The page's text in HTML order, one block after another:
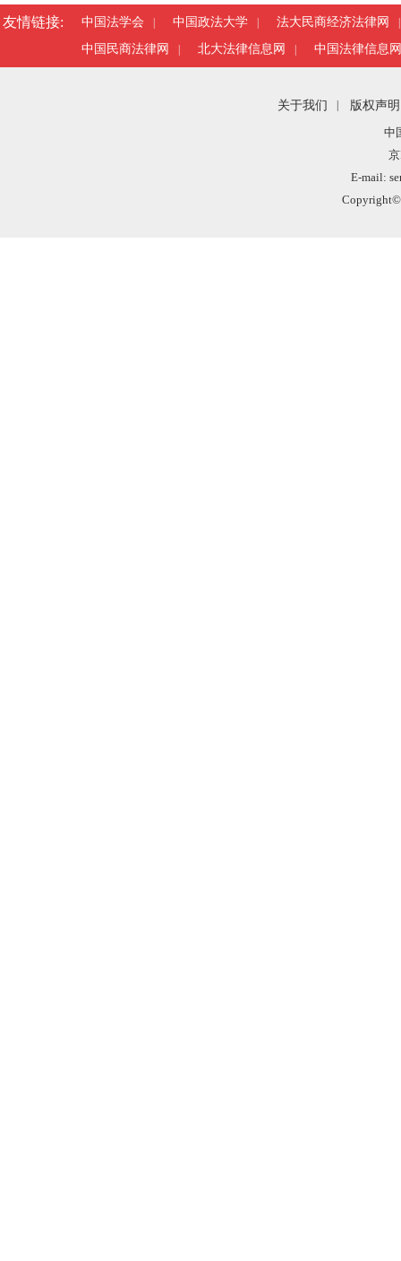
友情链接: 中国法学会 中国政法大学 法大民商经济法律网
中国民商法律网 北大法律信息网 中国法律信息网
关于我们
版权声明
中
E-mail: